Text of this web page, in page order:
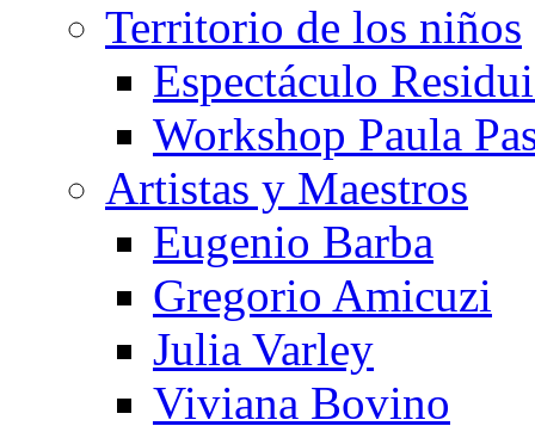
Territorio de los niños
Espectáculo
Workshop Paula
Artistas y Maestros
Eugenio Barba
Gregorio Amicuzi
Julia Varley
Viviana Bovino